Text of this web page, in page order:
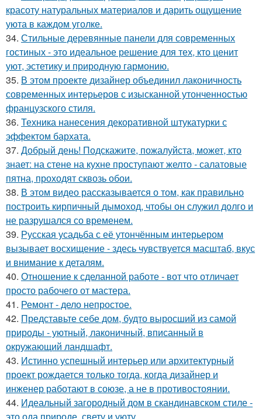
красоту натуральных материалов и дарить ощущение
уюта в каждом уголке.
34. Стильные деревянные панели для современных
гостиных - это идеальное решение для тех, кто ценит
уют, эстетику и природную гармонию.
35. В этом проекте дизайнер объединил лаконичность
современных интерьеров с изысканной утонченностью
французского стиля.
36. Техника нанесения декоративной штукатурки с
эффектом бархата.
37. Добрый день! Подскажите, пожалуйста, может, кто
знает: на стене на кухне проступают желто - салатовые
пятна, проходят сквозь обои.
38. В этом видео рассказывается о том, как правильно
построить кирпичный дымоход, чтобы он служил долго и
не разрушался со временем.
39. Русская усадьба с её утончённым интерьером
вызывает восхищение - здесь чувствуется масштаб, вкус
и внимание к деталям.
40. Отношение к сделанной работе - вот что отличает
просто рабочего от мастера.
41. Ремонт - дело непростое.
42. Представьте себе дом, будто выросший из самой
природы - уютный, лаконичный, вписанный в
окружающий ландшафт.
43. Истинно успешный интерьер или архитектурный
проект рождается только тогда, когда дизайнер и
инженер работают в союзе, а не в противостоянии.
44. Идеальный загородный дом в скандинавском стиле -